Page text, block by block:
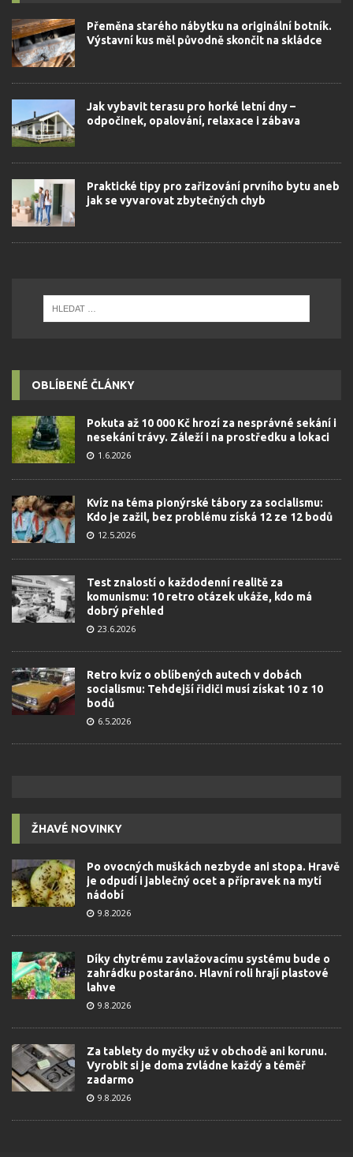
Přeměna starého nábytku na originální botník.
Výstavní kus měl původně skončit na skládce
Jak vybavit terasu pro horké letní dny –
odpočinek, opalování, relaxace i zábava
Praktické tipy pro zařizování prvního bytu aneb
jak se vyvarovat zbytečných chyb
OBLÍBENÉ ČLÁNKY
Pokuta až 10 000 Kč hrozí za nesprávné sekání i
nesekání trávy. Záleží i na prostředku a lokaci
1.6.2026
Kvíz na téma pionýrské tábory za socialismu:
Kdo je zažil, bez problému získá 12 ze 12 bodů
12.5.2026
Test znalostí o každodenní realitě za
komunismu: 10 retro otázek ukáže, kdo má
dobrý přehled
23.6.2026
Retro kvíz o oblíbených autech v dobách
socialismu: Tehdejší řidiči musí získat 10 z 10
bodů
6.5.2026
ŽHAVÉ NOVINKY
Po ovocných muškách nezbyde ani stopa. Hravě
je odpudí i jablečný ocet a přípravek na mytí
nádobí
9.8.2026
Díky chytrému zavlažovacímu systému bude o
zahrádku postaráno. Hlavní roli hrají plastové
lahve
9.8.2026
Za tablety do myčky už v obchodě ani korunu.
Vyrobit si je doma zvládne každý a téměř
zadarmo
9.8.2026